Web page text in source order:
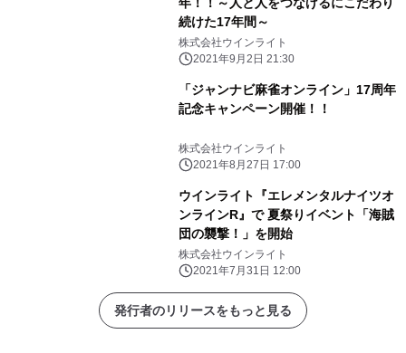
続けた17年間～
株式会社ウインライト
2021年9月2日 21:30
「ジャンナビ麻雀オンライン」17周年
記念キャンペーン開催！！
株式会社ウインライト
2021年8月27日 17:00
ウインライト『エレメンタルナイツオ
ンラインR』で 夏祭りイベント「海賊
団の襲撃！」を開始
株式会社ウインライト
2021年7月31日 12:00
発行者のリリースをもっと見る